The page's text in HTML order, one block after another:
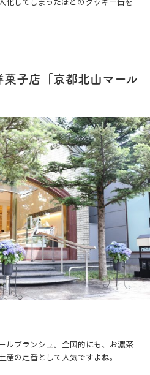
子店「京都北山マール
ルブランシュ。全国的にも、お濃茶
の定番として人気ですよね。